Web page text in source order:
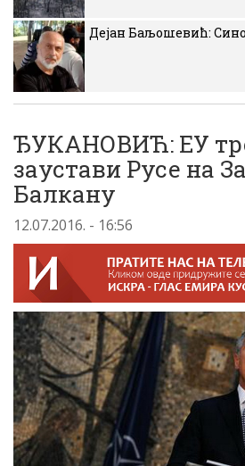
Дејан Баљошевић:
ЂУКАНОВИЋ: ЕУ
заустави Русе на
Балкану
12.07.2016. - 16:56